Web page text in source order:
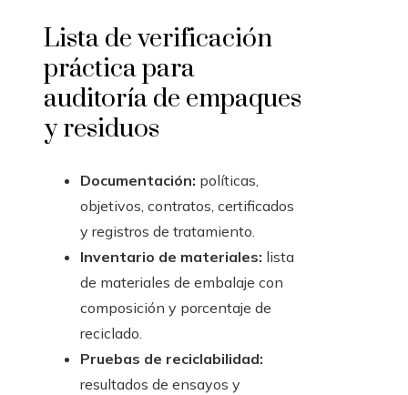
Lista de verificación
práctica para
auditoría de empaques
y residuos
Documentación: políticas,
objetivos, contratos, certificados
y registros de tratamiento.
Inventario de materiales: lista
de materiales de embalaje con
composición y porcentaje de
reciclado.
Pruebas de reciclabilidad:
resultados de ensayos y